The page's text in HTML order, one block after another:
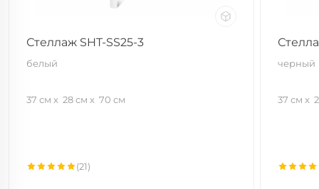
Стеллаж SHT-SS25-3
белый
37 см 28 см 70 см
(21)
черный
37 см